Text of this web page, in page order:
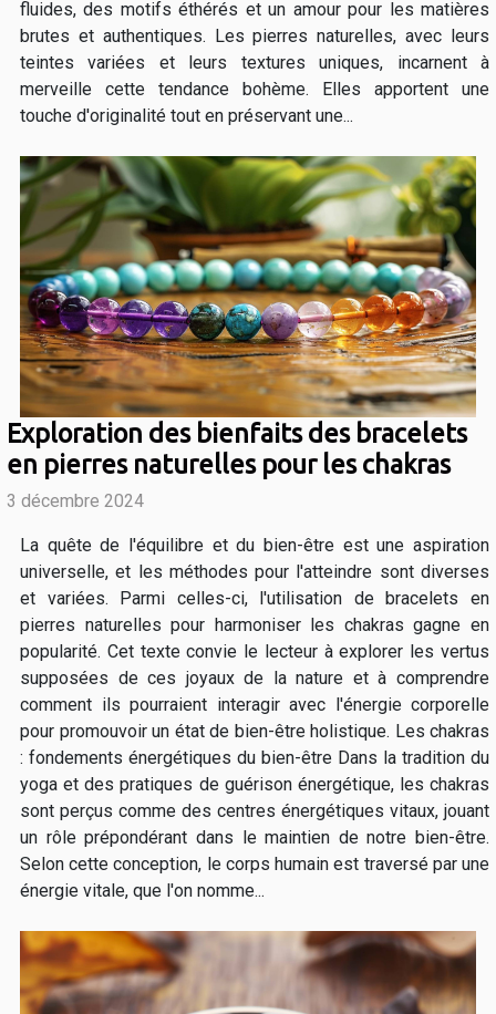
fluides, des motifs éthérés et un amour pour les matières
brutes et authentiques. Les pierres naturelles, avec leurs
teintes variées et leurs textures uniques, incarnent à
merveille cette tendance bohème. Elles apportent une
touche d'originalité tout en préservant une...
Exploration des bienfaits des bracelets
en pierres naturelles pour les chakras
3 décembre 2024
La quête de l'équilibre et du bien-être est une aspiration
universelle, et les méthodes pour l'atteindre sont diverses
et variées. Parmi celles-ci, l'utilisation de bracelets en
pierres naturelles pour harmoniser les chakras gagne en
popularité. Cet texte convie le lecteur à explorer les vertus
supposées de ces joyaux de la nature et à comprendre
comment ils pourraient interagir avec l'énergie corporelle
pour promouvoir un état de bien-être holistique. Les chakras
: fondements énergétiques du bien-être Dans la tradition du
yoga et des pratiques de guérison énergétique, les chakras
sont perçus comme des centres énergétiques vitaux, jouant
un rôle prépondérant dans le maintien de notre bien-être.
Selon cette conception, le corps humain est traversé par une
énergie vitale, que l'on nomme...